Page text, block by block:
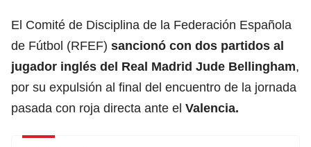
El Comité de Disciplina de la Federación Española
de Fútbol (RFEF) sancionó con dos partidos al
jugador inglés del Real Madrid Jude Bellingham,
por su expulsión al final del encuentro de la jornada
pasada con roja directa ante el Valencia.